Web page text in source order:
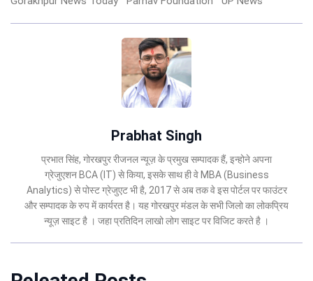
Prabhat Singh
प्रभात सिंह, गोरखपुर रीजनल न्यूज़ के प्रमुख सम्पादक हैं, इन्होने अपना
ग्रेजुएशन BCA (IT) से किया, इसके साथ ही वे MBA (Business
Analytics) से पोस्ट ग्रेजुएट भी है, 2017 से अब तक वे इस पोर्टल पर फाउंटर
और सम्पादक के रुप में कार्यरत है। यह गोरखपुर मंडल के सभी जिलो का लोकप्रिय
न्यूज़ साइट है । जहा प्रतिदिन लाखो लोग साइट पर विजिट करते है ।